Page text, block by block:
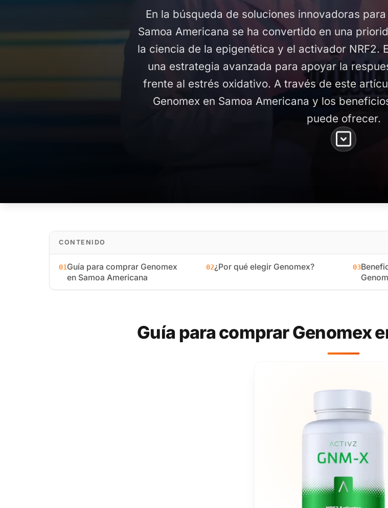
En la búsqueda de soluciones innovadoras
Samoa Americana se ha convertido en una
la ciencia de la epigenética y el activador NRF2.
una estrategia avanzada para apoyar la
frente al estrés oxidativo. A través de este
Genomex en Samoa Americana y los
puede ofrecer.
CONTENIDO
01Guía para comprar Genomex
en Samoa Americana
02¿Por qué elegir Genomex? 03
Guía para comprar Genomex